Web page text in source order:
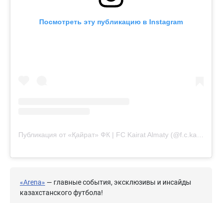
Посмотреть эту публикацию в Instagram
«Arena» — главные события, эксклюзивы и инсайды
казахстанского футбола!